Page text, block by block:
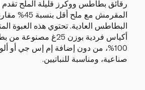
رقائق بطاطس ووكرز قليلة الملح
المقرمش مع ملح
البطاطس العادية. تحتوي هذه العبوة
أكياس فردية بوزن 25غ
100%، من دون إضافة إم إس جي أو
صناعية، ومناسبة للنباتيين.